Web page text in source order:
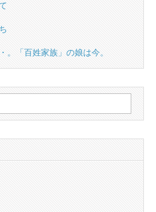
。「百姓家族」の娘は今。